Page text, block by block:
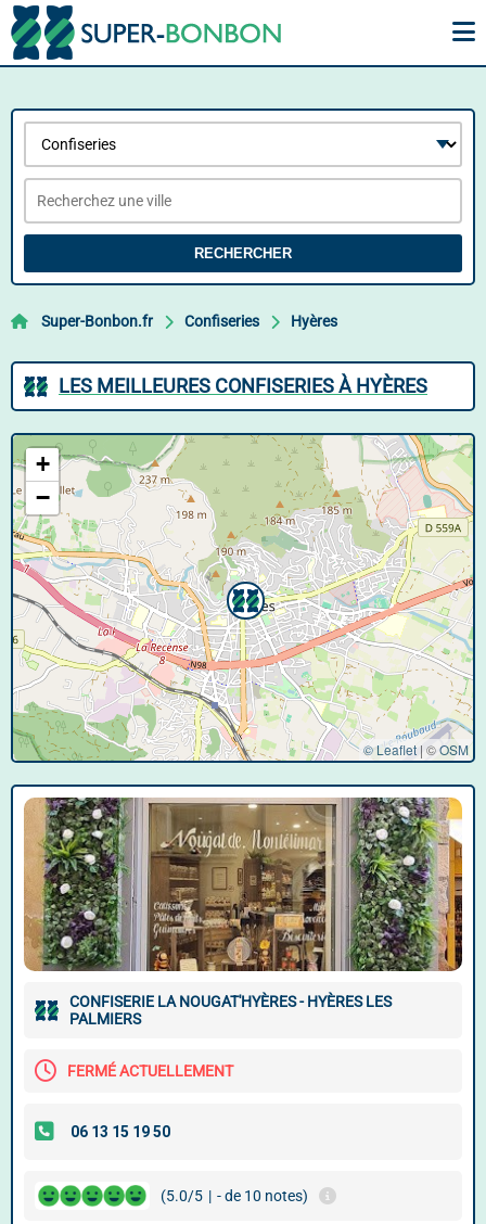
RECHERCHER
Super-Bonbon.fr Confiseries Hyères
LES MEILLEURES CONFISERIES À HYÈRES
+
−
© Leaflet | ©OSM
CONFISERIE LA NOUGAT'HYÈRES - HYÈRES LES
PALMIERS
FERMÉ ACTUELLEMENT
(5.0/5 | - de 10 notes)